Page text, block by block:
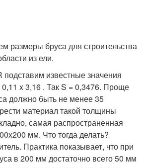
размеры бруса для строительства
из ели.
известные значения
x 3,16 . Так S = 0,3476. Проще
должно быть не менее 35
материал такой толщины
самая распространенная
мм. Что тогда делать?
Практика показывает, что при
в 200 мм достаточно всего 50 мм